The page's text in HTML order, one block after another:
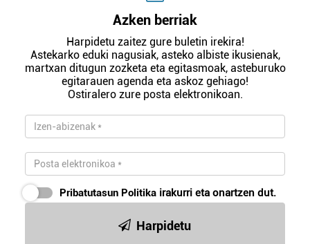
Azken berriak
Harpidetu zaitez gure buletin irekira!
Astekarko eduki nagusiak, asteko albiste ikusienak,
martxan ditugun zozketa eta egitasmoak, asteburuko
egitarauen agenda eta askoz gehiago!
Ostiralero zure posta elektronikoan.
Pribatutasun Politika irakurri eta onartzen dut.
Harpidetu